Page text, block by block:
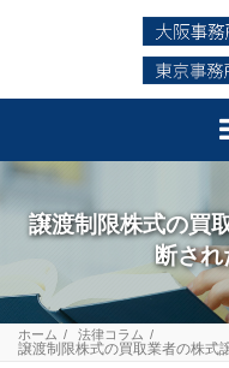
譲渡制限株式の買
断さ
ホーム 法律コラム
譲渡制限株式の買取業者の株式